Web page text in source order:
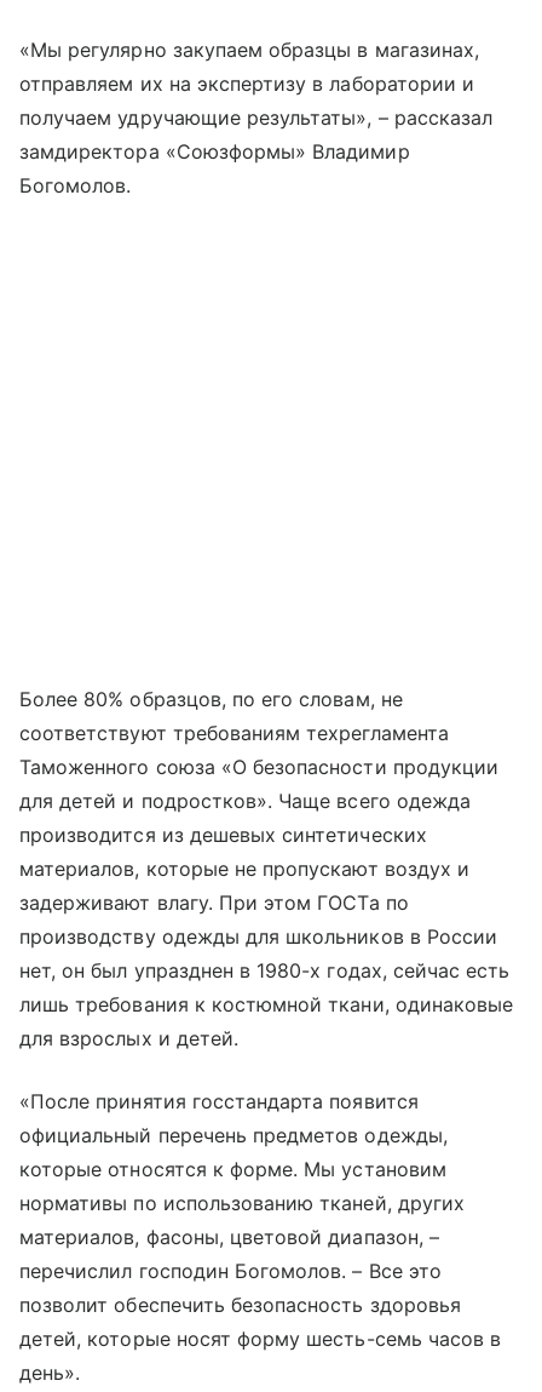
«Мы регулярно закупаем образцы в магазинах,
отправляем их на экспертизу в лаборатории и
получаем удручающие результаты», – рассказал
замдиректора «Союзформы» Владимир
Богомолов.
Более 80% образцов, по его словам, не
соответствуют требованиям техрегламента
Таможенного союза «О безопасности продукции
для детей и подростков». Чаще всего одежда
производится из дешевых синтетических
материалов, которые не пропускают воздух и
задерживают влагу. При этом ГОСТа по
производству одежды для школьников в России
нет, он был упразднен в 1980-х годах, сейчас есть
лишь требования к костюмной ткани, одинаковые
для взрослых и детей.
«После принятия госстандарта появится
официальный перечень предметов одежды,
которые относятся к форме. Мы установим
нормативы по использованию тканей, других
материалов, фасоны, цветовой диапазон, –
перечислил господин Богомолов. – Все это
позволит обеспечить безопасность здоровья
детей, которые носят форму шесть-семь часов в
день».